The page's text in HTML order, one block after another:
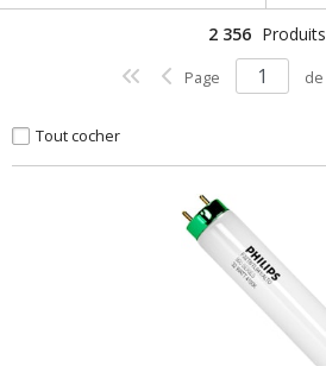
2 356 Produits
Page de
Tout cocher